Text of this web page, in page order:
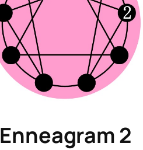
Enneagram 2